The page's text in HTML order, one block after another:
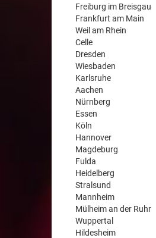
Freiburg im Breisgau
Frankfurt am Main
Weil am Rhein
Celle
Dresden
Wiesbaden
Karlsruhe
Aachen
Nürnberg
Essen
Köln
Hannover
Magdeburg
Fulda
Heidelberg
Stralsund
Mannheim
Mülheim an der Ruhr
Wuppertal
Hildesheim